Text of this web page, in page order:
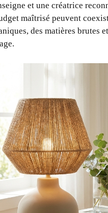
et une créatrice
maîtrisé peuvent
des matières brutes